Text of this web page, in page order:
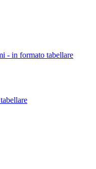
- in formato tabellare